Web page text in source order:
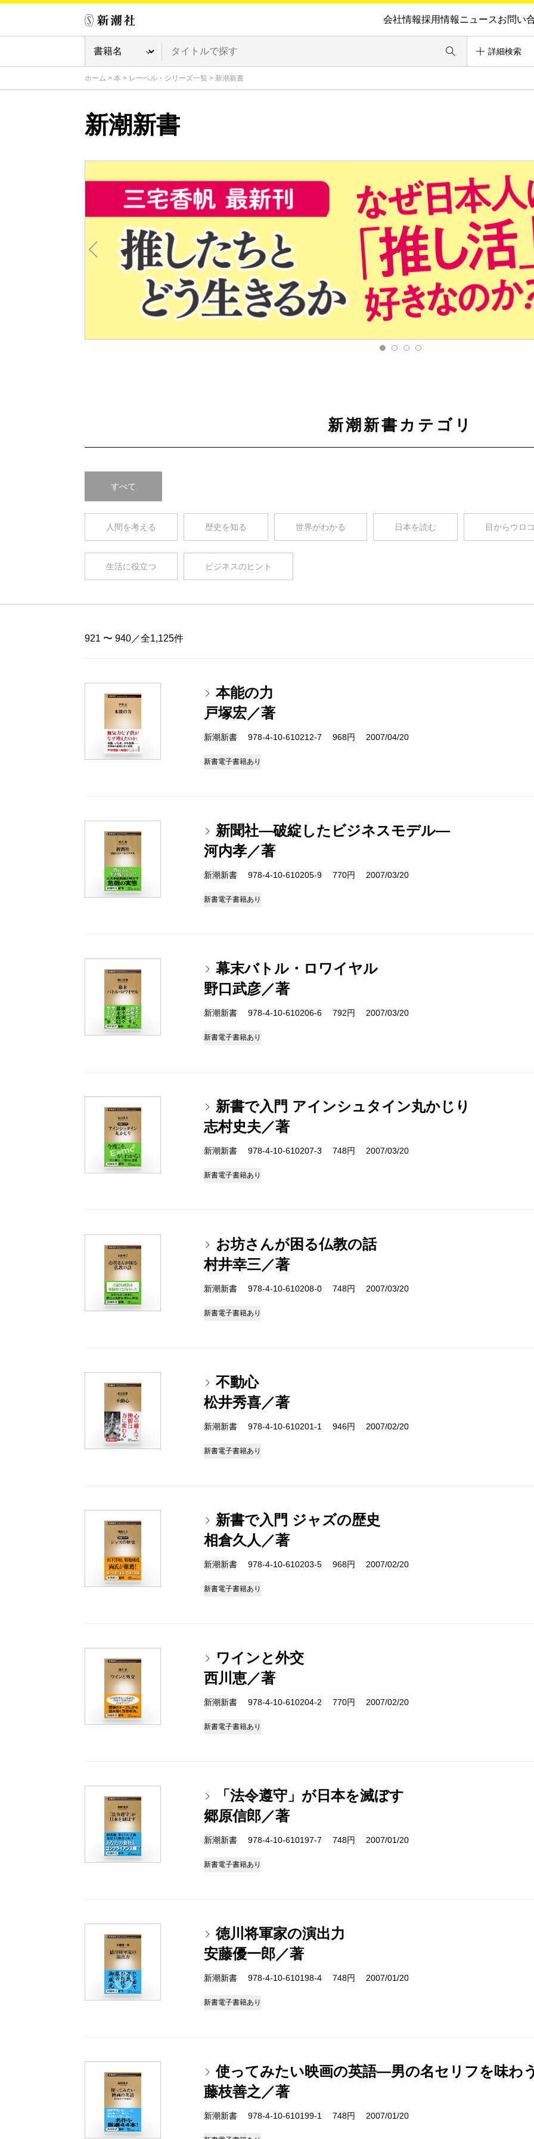
会社情報採用情報ニュースお問い
詳細検索
ホーム > 本 > レーベル・シリーズ一覧 > 新潮新書
新潮新書
新潮新書カテゴリ
すべて
人間を考える 歴史を知る 世界がわかる 日本を読む 目からウロコ
生活に役立つ ビジネスのヒント
921 〜 940／全1,125件
本能の力
戸塚宏／著
新潮新書 978-4-10-610212-7 968円 2007/04/20
新書電子書籍あり
新聞社―破綻したビジネスモデル―
河内孝／著
新潮新書 978-4-10-610205-9 770円 2007/03/20
新書電子書籍あり
幕末バトル・ロワイヤル
野口武彦／著
新潮新書 978-4-10-610206-6 792円 2007/03/20
新書電子書籍あり
新書で入門 アインシュタイン丸かじり
志村史夫／著
新潮新書 978-4-10-610207-3 748円 2007/03/20
新書電子書籍あり
お坊さんが困る仏教の話
村井幸三／著
新潮新書 978-4-10-610208-0 748円 2007/03/20
新書電子書籍あり
不動心
松井秀喜／著
新潮新書 978-4-10-610201-1 946円 2007/02/20
新書電子書籍あり
新書で入門 ジャズの歴史
相倉久人／著
新潮新書 978-4-10-610203-5 968円 2007/02/20
新書電子書籍あり
ワインと外交
西川恵／著
新潮新書 978-4-10-610204-2 770円 2007/02/20
新書電子書籍あり
「法令遵守」が日本を滅ぼす
郷原信郎／著
新潮新書 978-4-10-610197-7 748円 2007/01/20
新書電子書籍あり
徳川将軍家の演出力
安藤優一郎／著
新潮新書 978-4-10-610198-4 748円 2007/01/20
新書電子書籍あり
使ってみたい映画の英語―男の名セリフを味わ
藤枝善之／著
新潮新書 978-4-10-610199-1 748円 2007/01/20